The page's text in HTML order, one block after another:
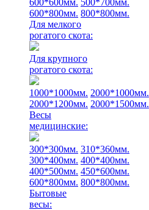
600*600мм. 500*700мм.
600*800мм. 800*800мм.
Для мелкого
рогатого скота:
Для крупного
рогатого скота:
1000*1000мм. 2000*1000мм.
2000*1200мм. 2000*1500мм.
Весы
медицинские:
300*300мм. 310*360мм.
300*400мм. 400*400мм.
400*500мм. 450*600мм.
600*800мм. 800*800мм.
Бытовые
весы: